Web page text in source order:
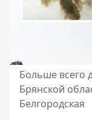
Больше всего
Брянской
Белгородская